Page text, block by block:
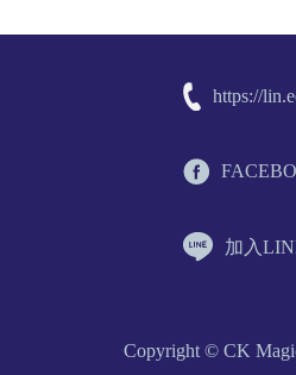
https://
加入
Copyright © CK